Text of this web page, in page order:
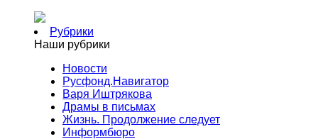
Рубрики
Наши рубрики
Новости
Русфонд.Навигатор
Варя Иштрякова
Драмы в письмах
Жизнь. Продолжение следует
Информбюро